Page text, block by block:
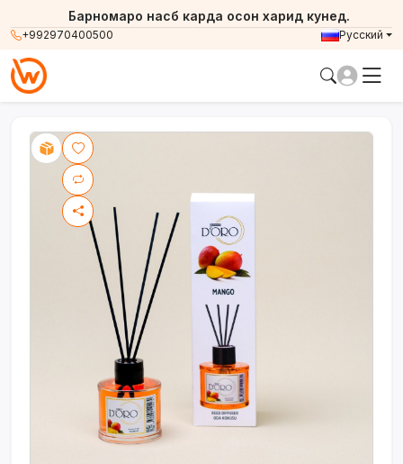
+992970400500
Барномаро насб карда осон харид кунед.
Русский